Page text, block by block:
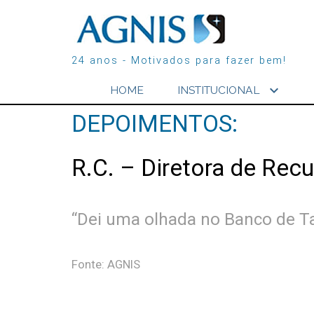
24 anos - Motivados para fazer bem!
HOME INSTITUCIONAL expand_more
DEPOIMENTOS:
R.C. – Diretora de
“Dei uma olhada no Banco de
Fonte: AGNIS